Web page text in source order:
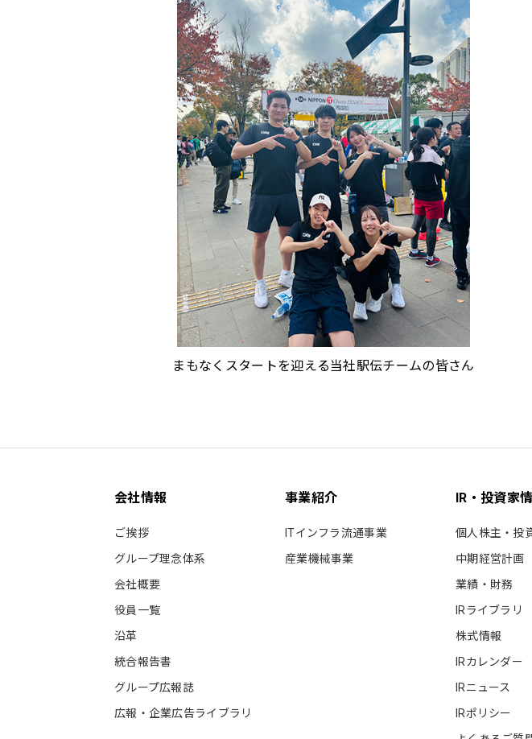
まもなくスタートを迎える当社駅伝チームの皆さん
会社情報
ご挨拶
グループ理念体系
会社概要
役員一覧
沿革
統合報告書
グループ広報誌
広報・企業広告ライブラリ
事業紹介
ITインフラ流通事業
産業機械事業
IR・投資家
個人株主・投
中期経営計画
業績・財務
IRライブラリ
株式情報
IRカレンダー
IRニュース
IRポリシー